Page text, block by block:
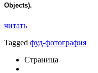
Objects).
читать
Tagged фуд-фотография
Страница